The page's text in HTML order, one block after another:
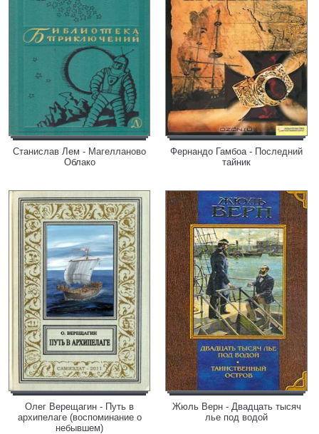
Станислав Лем - Магелланово
Облако
Фернандо Гамбоа - Последний
тайник
Олег Верещагин - Путь в
архипелаге (воспоминание о
небывшем)
Жюль Верн - Двадцать тысяч
лье под водой